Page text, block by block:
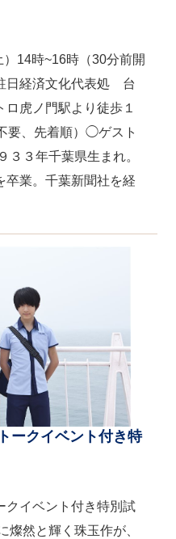
14時~16時（30分前開
日経済文化代表処 台
虎ノ門駅より徒歩１
要、先着順）◯ゲスト
３３年千葉県生まれ。
卒業。千葉新聞社を経
ークイベント付き特
クイベント付き特別試
燦然と輝く珠玉作が、